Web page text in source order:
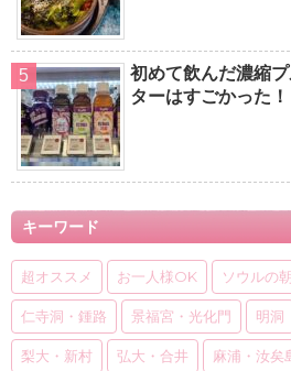
初めて飲んだ濃縮
ターはすごかった！
キーワード
超オススメ お一人様OK ソウルの
仁寺洞・鍾路 景福宮・光化門 明洞
梨大・新村 弘大・合井 麻浦・汝矣